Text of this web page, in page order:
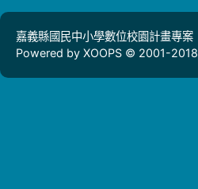
嘉義縣國民中小學數位校園計畫專案
Powered by XOOPS © 2001-2018